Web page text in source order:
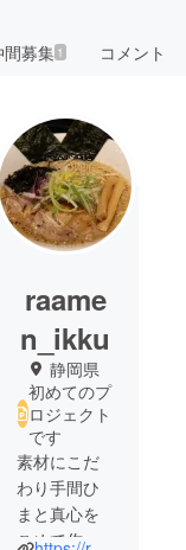
間募集 1 コメント
raame
n_ikku
静岡県
初めてのプ
ロジェクト
です
素材にこだ
わり手間ひ
まと真心を
こめて作る